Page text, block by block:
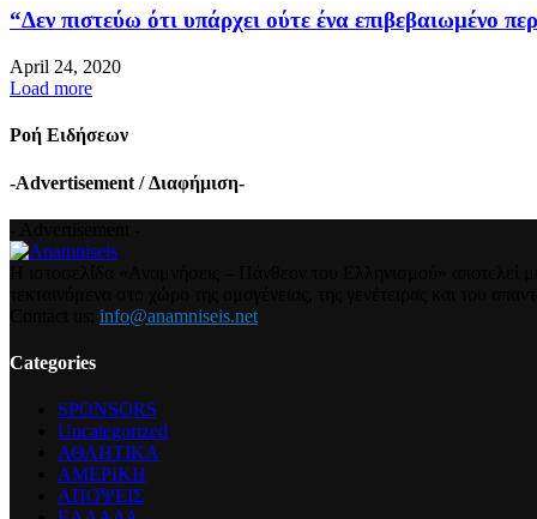
“Δεν πιστεύω ότι υπάρχει ούτε ένα επιβεβαιωμένο
April 24, 2020
Load more
Ροή Ειδήσεων
-Advertisement / Διαφήμιση-
info@anamniseis.net
Categories
SPONSORS
Uncategorized
ΑΘΛΗΤΙΚΑ
ΑΜΕΡΙΚΗ
ΑΠΟΨΕΙΣ